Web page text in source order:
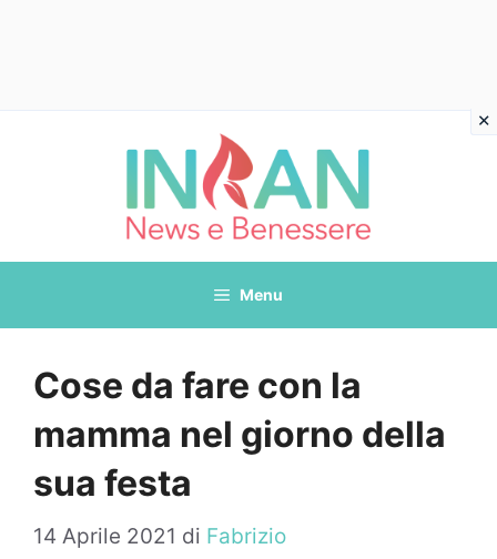
Menu
Cose da fare con la
mamma nel giorno della
sua festa
14 Aprile 2021 di Fabrizio